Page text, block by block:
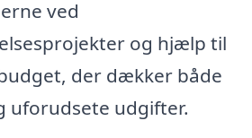
ved
og hjælp til
der dækker både
uforudsete udgifter.